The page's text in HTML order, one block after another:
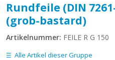
Rundfeile (DIN
(grob-bastard)
Artikelnummer: FEILE R G 150
Alle Artikel dieser Gruppe